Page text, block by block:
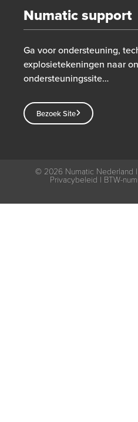
Numatic support
Ga voor ondersteuning,
explosietekeningen naar
ondersteuningssite…
Bezoek Site
© 2026 Numatic Nederland |
Privacybeleid | BTW-